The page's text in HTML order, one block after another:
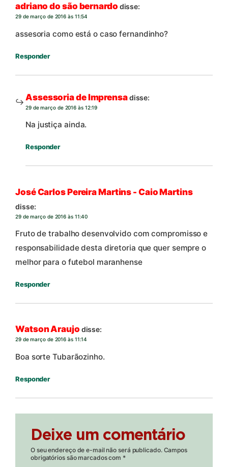
adriano do são bernardo disse:
29 de março de 2016 às 11:54
assesoria como está o caso fernandinho?
Responder
Assessoria de Imprensadisse:
29 de março de 2016 às 12:19
Na justiça ainda.
Responder
José Carlos Pereira Martins - Caio Martins
disse:
29 de março de 2016 às 11:40
Fruto de trabalho desenvolvido com compromisso e
responsabilidade desta diretoria que quer sempre o
melhor para o futebol maranhense
Responder
Watson Araujo disse:
29 de março de 2016 às 11:14
Boa sorte Tubarãozinho.
Responder
Deixe um comentário
O seu endereço de e-mail não será publicado. Campos
obrigatórios são marcados com *